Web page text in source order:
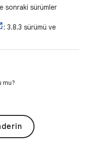
sonraki sürümler
: 3.8.3 sürümü ve
mu?